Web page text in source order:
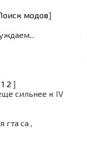
модов]
1 2 ]
сильнее к IV
гта са ,